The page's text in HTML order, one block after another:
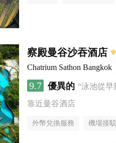
察殿曼谷沙吞酒店
Chatrium Sathon Bangkok
9.7 優異的 “泳池從
靠近曼谷酒店
外幣兌換服務 機場接